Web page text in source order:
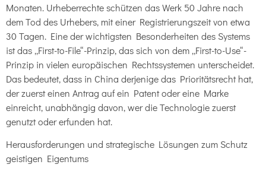
Monaten. Urheberrechte schützen das Werk 50 Jahre nach
dem Tod des Urhebers, mit einer Registrierungszeit von etwa
30 Tagen. Eine der wichtigsten Besonderheiten des Systems
ist das „First-to-File“-Prinzip, das sich von dem „First-to-Use“-
Prinzip in vielen europäischen Rechtssystemen unterscheidet.
Das bedeutet, dass in China derjenige das Prioritätsrecht hat,
der zuerst einen Antrag auf ein Patent oder eine Marke
einreicht, unabhängig davon, wer die Technologie zuerst
genutzt oder erfunden hat.
Herausforderungen und strategische Lösungen zum Schutz
geistigen Eigentums